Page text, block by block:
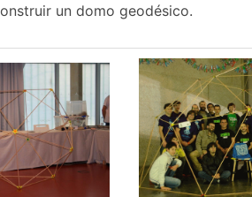
un domo geodésico.